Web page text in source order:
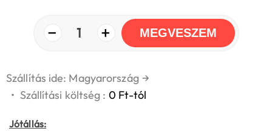
− 1 + MEGVESZEM
Szállítás ide: Magyarország →
• Szállítási költség : 0 Ft-tól
Jótállás: